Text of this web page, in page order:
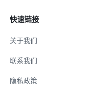
快速链接
关于我们
联系我们
隐私政策